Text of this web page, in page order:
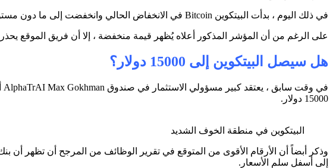
في ذلك اليوم ، بدأت البيتكوين Bitcoin في الانخفاض الحالي وانخفضت إلى ما دون مستوى 21000 دولار .
على الرغم من أن المؤشر المذكور أعلاه يُظهر قيمة منخفضة ، إلا أن فريق
هل سيصل البيتكوين إلى 15000 دولار؟
15000 دولار.
البيتكوين في منطقة الخوف الشديد
وذكر أبضاً أن الأرقام الأقوى من المتوقع في تقرير الوظائف من المرجح أن تظهر أن
إلى أسفل سلم الأسعار.